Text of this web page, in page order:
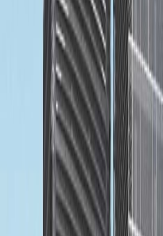
Harga
Deskripsi kantor
This centre is
Cibubur. It is the
landmark in Bekasi
Cibubur,
Nearest MRT station
makes it
center. The centre
location.It is close
as shopping malls,